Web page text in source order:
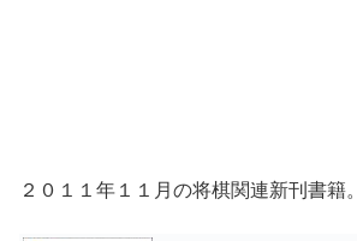
２０１１年１１月の将棋関連新刊書籍。